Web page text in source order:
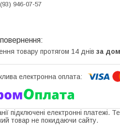
946-07-57
товару протягом 14 днів за
підключені електронні платежі.
товар не покидаючи сайту.